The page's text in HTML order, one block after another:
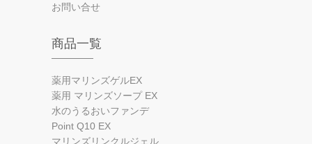
お問い合せ
商品一覧
薬用マリンズゲルEX
薬用 マリンズソープ EX
水のうるおいファンデ
Point Q10 EX
マリンズリンクルジェル